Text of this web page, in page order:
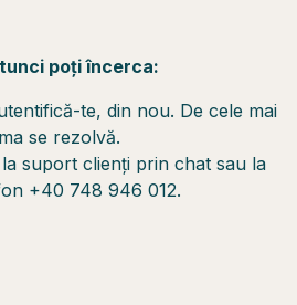
poți încerca:
te, din nou. De cele mai
se rezolvă.
suport clienți prin chat sau la
+40 748 946 012.